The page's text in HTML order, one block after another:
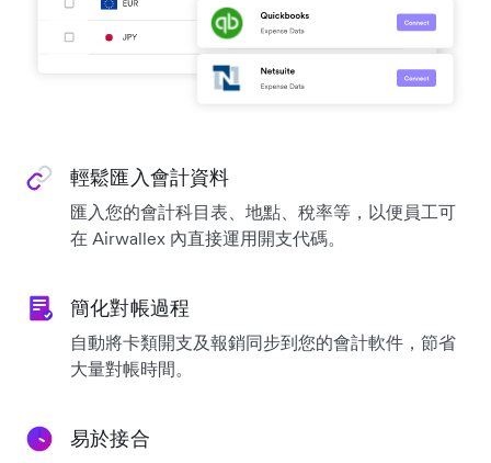
輕鬆匯入會計資料
匯入您的會計科目表、地點、稅率等，以便員工可
在 Airwallex 內直接運用開支代碼。
簡化對帳過程
自動將卡類開支及報銷同步到您的會計軟件，節省
大量對帳時間。
易於接合